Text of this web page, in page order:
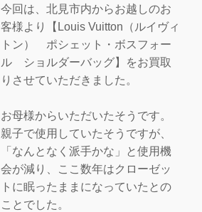
今回は、北見市内からお越しのお
客様より【Louis Vuitton（ルイヴィ
トン） ポシェット・ボスフォー
ル ショルダーバッグ】をお買取
りさせていただきました。
お母様からいただいたそうです。
親子で使用していたそうですが、
「なんとなく派手かな」と使用機
会が減り、ここ数年はクローゼッ
トに眠ったままになっていたとの
ことでした。